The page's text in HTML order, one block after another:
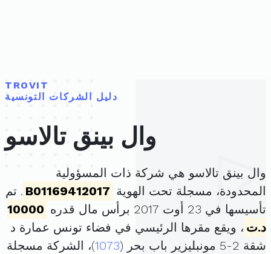
TROVIT
دليل الشركات التونسية
وال بينق تالاسو
وال بينق تالاسو هي شركة ذات المسؤولية
المحدودة، مسجلة تحت الهوية B01169412017 . تم
تأسيسها في 23 أوت 2017 برأس مال قدره
10000
د.ت ، ويقع مقرها الرئيسي في فضاء تونس عمارة د
شقة 2-5 مونبليزير باب بحر (
1073)، الشركة مسجلة